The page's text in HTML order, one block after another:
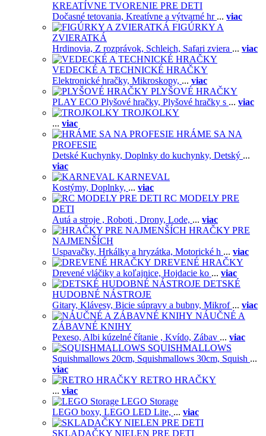
KREATÍVNE TVORENIE PRE DETI
Dočasné tetovania, Kreatívne a výtvarné hr ... viac
FIGÚRKY A
ZVIERATKÁ
Hrdinovia, Z rozprávok, Schleich, Safari zviera ... viac
VEDECKÉ A TECHNICKÉ HRAČKY
Elektronické hračky, Mikroskopy, ... viac
PLYŠOVÉ HRAČKY
PLAY ECO Plyšové hračky, Plyšové hračky s ... viac
TROJKOLKY
... viac
HRÁME SA NA
PROFESIE
Detské Kuchynky, Doplnky do kuchynky, Detský ...
viac
KARNEVAL
Kostýmy, Doplnky, ... viac
RC MODELY PRE
DETI
Autá a stroje , Roboti , Drony, Lode, ... viac
HRAČKY PRE
NAJMENŠÍCH
Uspavačky, Hrkálky a hryzátka, Motorické h ... viac
DREVENÉ HRAČKY
Drevené vláčiky a koľajnice, Hojdacie ko ... viac
DETSKÉ
HUDOBNÉ NÁSTROJE
Gitary, Klávesy, Bicie súpravy a bubny, Mikrof ... viac
NÁUČNÉ A
ZÁBAVNÉ KNIHY
Pexeso, Albi kúzelné čítanie , Kvído, Zábav ... viac
SQUISHMALLOWS
Squishmallows 20cm, Squishmallows 30cm, Squish ...
viac
RETRO HRAČKY
... viac
LEGO Storage
LEGO boxy, LEGO LED Lite, ... viac
SKLADAČKY NIELEN PRE DETI